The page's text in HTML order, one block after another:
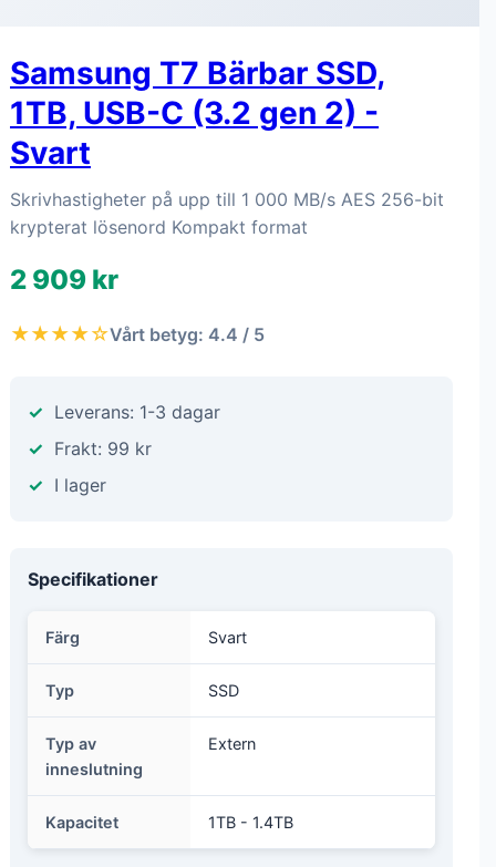
Samsung T7 Bärbar SSD,
1TB, USB-C (3.2 gen 2) -
Svart
Skrivhastigheter på upp till 1 000 MB/s AES 256-bit
krypterat lösenord Kompakt format
2 909 kr
★★★★☆Vårt betyg: 4.4 / 5
Leverans: 1-3 dagar
Frakt: 99 kr
I lager
Specifikationer
Färg Svart
Typ SSD
Typ av
inneslutning
Extern
Kapacitet 1TB - 1.4TB